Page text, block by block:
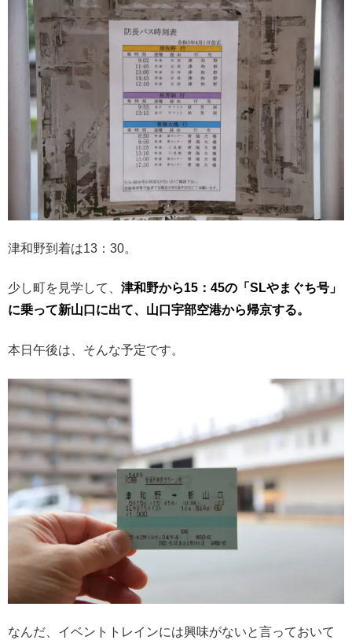
津和野到着は13：30。
少し町を見学して、 津和野から15：45の「SLやまぐち号」
に乗って新山口に出て、山口宇部空港から帰京する。
本日午後は、そんな予定です。
なんだ、イベントトレインには興味がないと言っておいて